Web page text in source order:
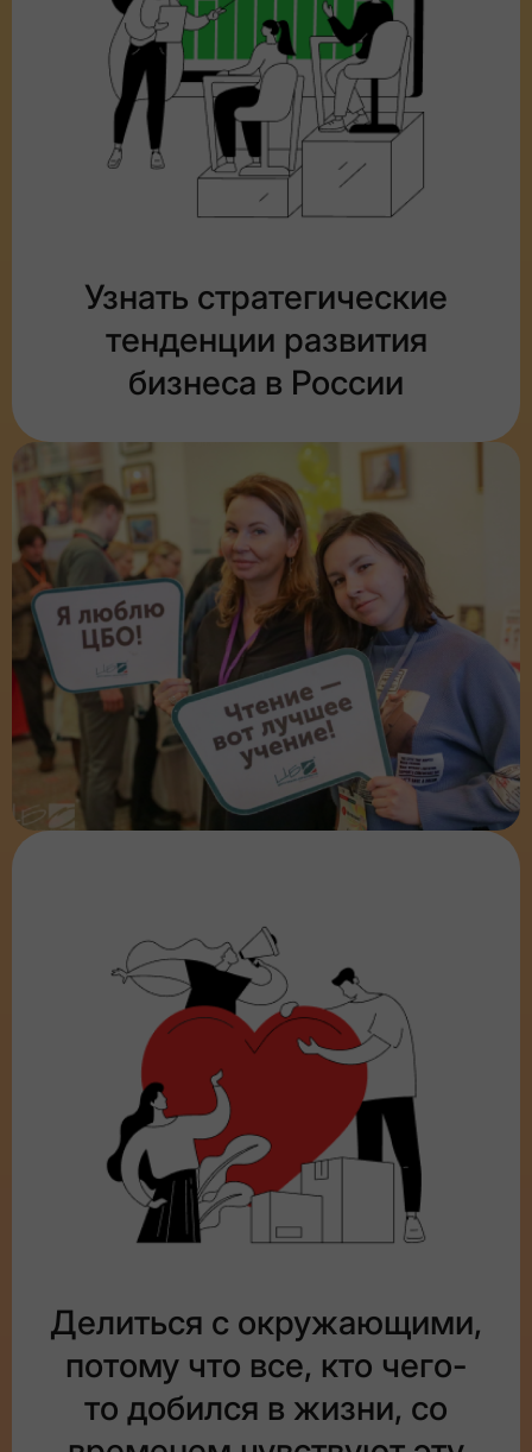
Узнать стратегические
тенденции развития
бизнеса в России
Делиться с окружающими,
потому что все, кто чего-
то добился в жизни, со